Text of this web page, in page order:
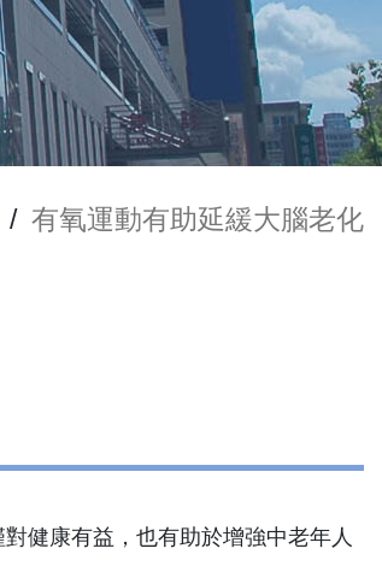
/ 有氧運動有助延緩大腦老化
健康有益，也有助於增強中老年人